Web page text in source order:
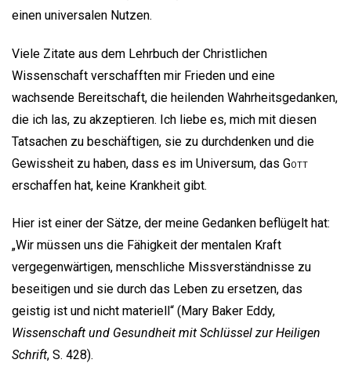
einen universalen Nutzen.
Viele Zitate aus dem Lehrbuch der Christlichen
Wissenschaft verschafften mir Frieden und eine
wachsende Bereitschaft, die heilenden Wahrheitsgedanken,
die ich las, zu akzeptieren. Ich liebe es, mich mit diesen
Tatsachen zu beschäftigen, sie zu durchdenken und die
Gewissheit zu haben, dass es im Universum, das Gott
erschaffen hat, keine Krankheit gibt.
Hier ist einer der Sätze, der meine Gedanken beflügelt hat:
„Wir müssen uns die Fähigkeit der mentalen Kraft
vergegenwärtigen, menschliche Missverständnisse zu
beseitigen und sie durch das Leben zu ersetzen, das
geistig ist und nicht materiell“ (Mary Baker Eddy,
Wissenschaft und Gesundheit mit Schlüssel zur Heiligen
Schrift, S. 428).